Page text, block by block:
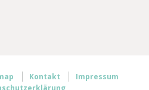
Kontakt
Impressum